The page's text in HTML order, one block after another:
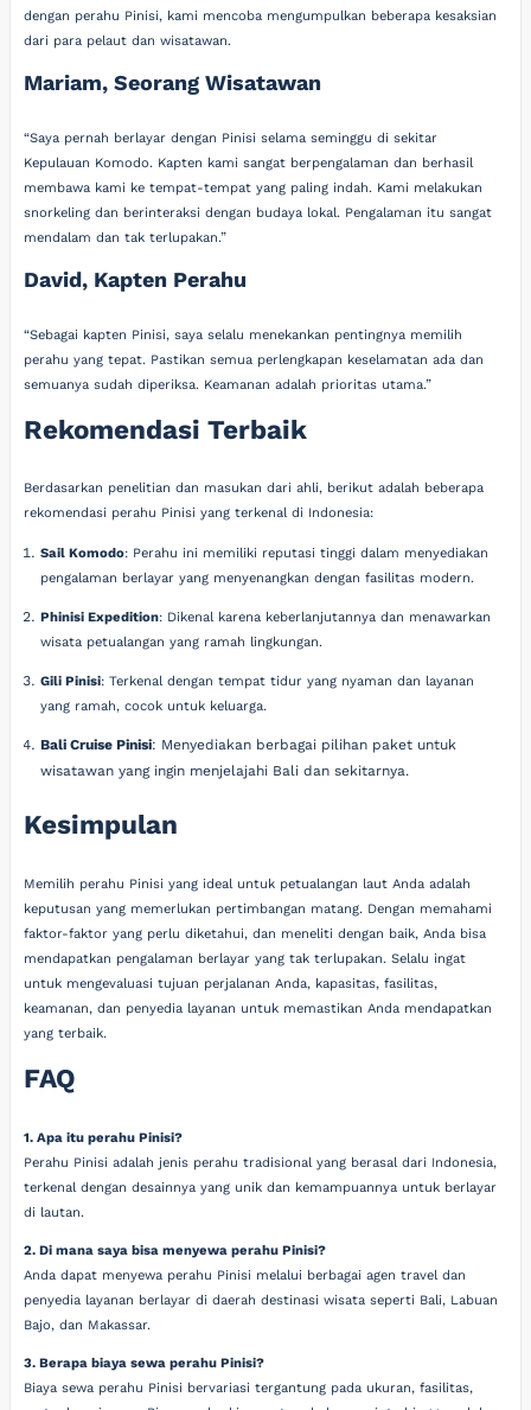
dengan perahu Pinisi, kami mencoba mengumpulkan beberapa kesaksian
dari para pelaut dan wisatawan.
Mariam, Seorang Wisatawan
“Saya pernah berlayar dengan Pinisi selama seminggu di sekitar
Kepulauan Komodo. Kapten kami sangat berpengalaman dan berhasil
membawa kami ke tempat-tempat yang paling indah. Kami melakukan
snorkeling dan berinteraksi dengan budaya lokal. Pengalaman itu sangat
mendalam dan tak terlupakan.”
David, Kapten Perahu
“Sebagai kapten Pinisi, saya selalu menekankan pentingnya memilih
perahu yang tepat. Pastikan semua perlengkapan keselamatan ada dan
semuanya sudah diperiksa. Keamanan adalah prioritas utama.”
Rekomendasi Terbaik
Berdasarkan penelitian dan masukan dari ahli, berikut adalah beberapa
rekomendasi perahu Pinisi yang terkenal di Indonesia:
Sail Komodo: Perahu ini memiliki reputasi tinggi dalam menyediakan
pengalaman berlayar yang menyenangkan dengan fasilitas modern.
Phinisi Expedition: Dikenal karena keberlanjutannya dan menawarkan
wisata petualangan yang ramah lingkungan.
Gili Pinisi: Terkenal dengan tempat tidur yang nyaman dan layanan
yang ramah, cocok untuk keluarga.
Bali Cruise Pinisi: Menyediakan berbagai pilihan paket untuk
wisatawan yang ingin menjelajahi Bali dan sekitarnya.
Kesimpulan
Memilih perahu Pinisi yang ideal untuk petualangan laut Anda adalah
keputusan yang memerlukan pertimbangan matang. Dengan memahami
faktor-faktor yang perlu diketahui, dan meneliti dengan baik, Anda bisa
mendapatkan pengalaman berlayar yang tak terlupakan. Selalu ingat
untuk mengevaluasi tujuan perjalanan Anda, kapasitas, fasilitas,
keamanan, dan penyedia layanan untuk memastikan Anda mendapatkan
yang terbaik.
FAQ
1. Apa itu perahu Pinisi?
Perahu Pinisi adalah jenis perahu tradisional yang berasal dari Indonesia,
terkenal dengan desainnya yang unik dan kemampuannya untuk berlayar
di lautan.
2. Di mana saya bisa menyewa perahu Pinisi?
Anda dapat menyewa perahu Pinisi melalui berbagai agen travel dan
penyedia layanan berlayar di daerah destinasi wisata seperti Bali, Labuan
Bajo, dan Makassar.
3. Berapa biaya sewa perahu Pinisi?
Biaya sewa perahu Pinisi bervariasi tergantung pada ukuran, fasilitas,